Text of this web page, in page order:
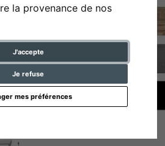
la provenance de nos
J'accepte
Je refuse
mes préférences